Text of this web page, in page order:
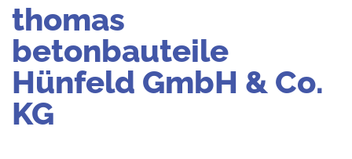
thomas
betonbauteile
Hünfeld GmbH & Co.
KG